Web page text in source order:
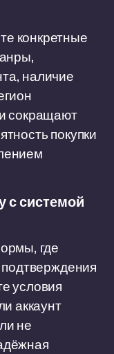
конкретные
наличие
сокращают
покупки
с системой
где
подтверждения
условия
аккаунт
не